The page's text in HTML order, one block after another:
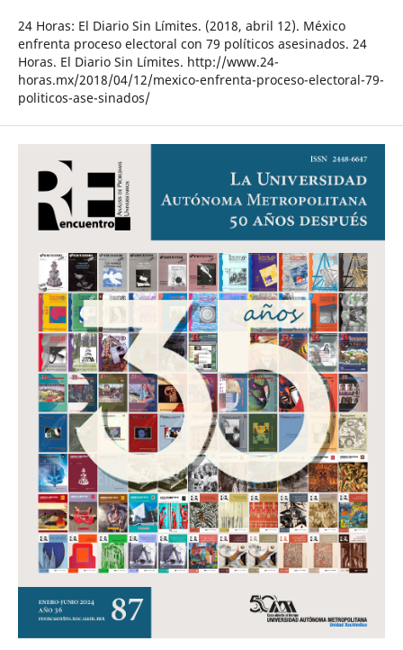
24 Horas: El Diario Sin Límites. (2018, abril 12). México
enfrenta proceso electoral con 79 políticos asesinados. 24
Horas. El Diario Sin Límites. http://www.24-
horas.mx/2018/04/12/mexico-enfrenta-proceso-electoral-79-
politicos-ase-sinados/